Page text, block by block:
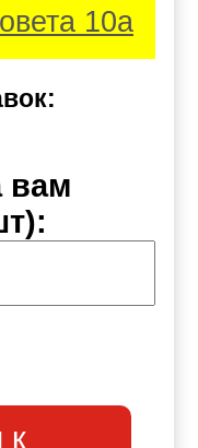
10а
вам
к